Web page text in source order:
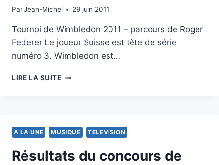
ParJean-Michel
25 juin 2011 29 juin 2011
Tournoi de Wimbledon 2011 – parcours de Roger
Federer Le joueur Suisse est tête de série
numéro 3. Wimbledon est…
LIRE LA SUITEROGER
A LA UNE MUSIQUE TELEVISION
Résultats du concours de